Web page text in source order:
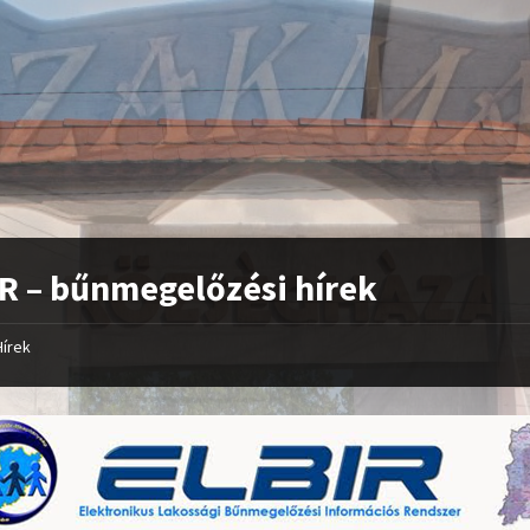
– bűnmegelőzési hírek